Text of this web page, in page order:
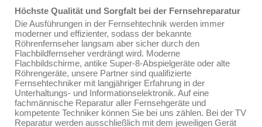
Höchste Qualität und Sorgfalt bei der Fernsehreparatur
Die Ausführungen in der Fernsehtechnik werden immer
moderner und effizienter, sodass der bekannte
Röhrenfernseher langsam aber sicher durch den
Flachbildfernseher verdrängt wird. Moderne
Flachbildschirme, antike Super-8-Abspielgeräte oder alte
Röhrengeräte, unsere Partner sind qualifizierte
Fernsehtechniker mit langjähriger Erfahrung in der
Unterhaltungs- und Informationselektronik. Auf eine
fachmännische Reparatur aller Fernsehgeräte und
kompetente Techniker können Sie bei uns zählen. Bei der TV
Reparatur werden ausschließlich mit dem jeweiligen Gerät